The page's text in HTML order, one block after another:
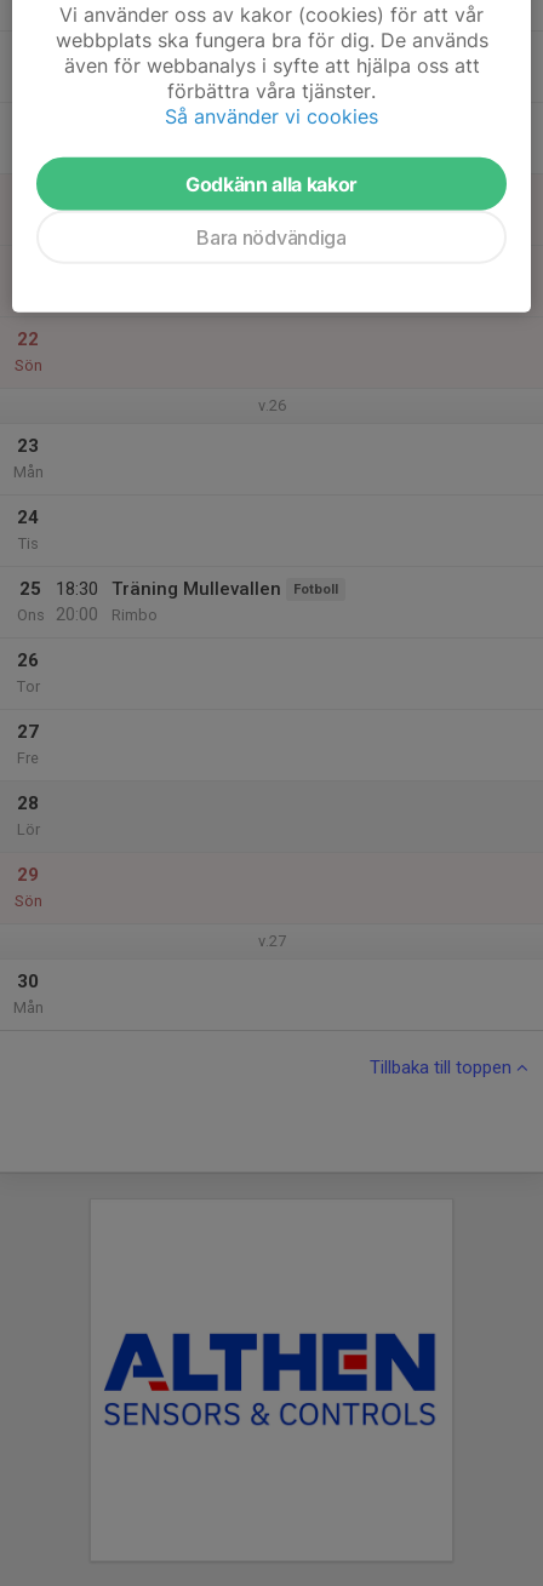
18:30
20:00
Träning Mullevallen Fotboll
20
22
Sön
v.26
23
Mån
24
Tis
25
Ons
18:30
20:00
Träning Mullevallen Fotboll
Rimbo
26
Tor
27
Fre
28
Lör
29
Sön
v.27
30
Mån
Tillbaka till toppen
Vi använder oss av kakor (cookies) för att vår
webbplats ska fungera bra för dig. De används
även för webbanalys i syfte att hjälpa oss att
förbättra våra tjänster.
Så använder vi cookies
Godkänn alla kakor
Bara nödvändiga